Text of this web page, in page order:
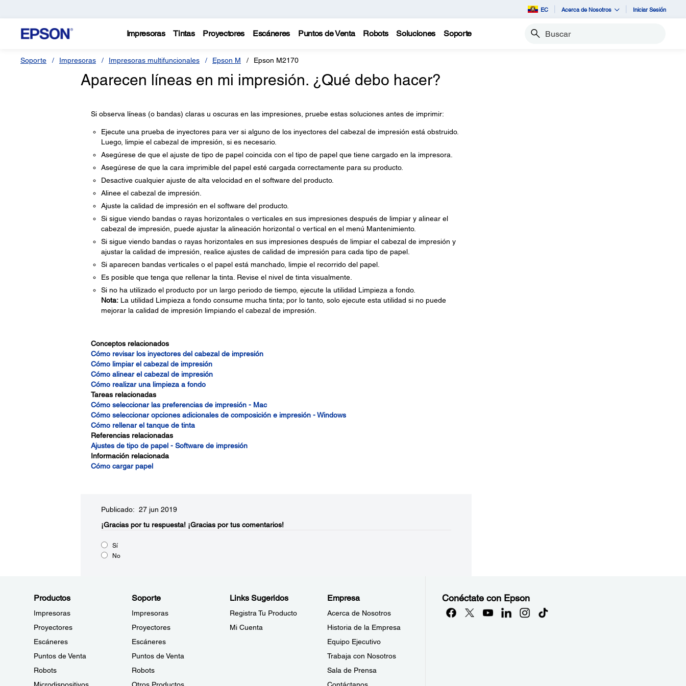
EC Acerca de Nosotros Iniciar Sesión
Impresoras Tintas Proyectores Escáneres Puntos de Venta Robots Soluciones Soporte Buscar
Soporte Impresoras Impresoras multifuncionales Epson M Epson M2170
Aparecen líneas en mi impresión. ¿Qué debo hacer?
Si observa líneas (o bandas) claras u oscuras en las impresiones, pruebe estas soluciones antes de imprimir:
Ejecute una prueba de inyectores para ver si alguno de los inyectores del cabezal de impresión está obstruido.
Luego, limpie el cabezal de impresión, si es necesario.
Asegúrese de que el ajuste de tipo de papel coincida con el tipo de papel que tiene cargado en la impresora.
Asegúrese de que la cara imprimible del papel esté cargada correctamente para su producto.
Desactive cualquier ajuste de alta velocidad en el software del producto.
Alinee el cabezal de impresión.
Ajuste la calidad de impresión en el software del producto.
Si sigue viendo bandas o rayas horizontales o verticales en sus impresiones después de limpiar y alinear el
cabezal de impresión, puede ajustar la alineación horizontal o vertical en el menú Mantenimiento.
Si sigue viendo bandas o rayas horizontales en sus impresiones después de limpiar el cabezal de impresión y
ajustar la calidad de impresión, realice ajustes de calidad de impresión para cada tipo de papel.
Si aparecen bandas verticales o el papel está manchado, limpie el recorrido del papel.
Es posible que tenga que rellenar la tinta. Revise el nivel de tinta visualmente.
Si no ha utilizado el producto por un largo periodo de tiempo, ejecute la utilidad Limpieza a fondo.
Nota:La utilidad Limpieza a fondo consume mucha tinta; por lo tanto, solo ejecute esta utilidad si no puede
mejorar la calidad de impresión limpiando el cabezal de impresión.
Conceptos relacionados
Cómo revisar los inyectores del cabezal de impresión
Cómo limpiar el cabezal de impresión
Cómo alinear el cabezal de impresión
Cómo realizar una limpieza a fondo
Tareas relacionadas
Cómo seleccionar las preferencias de impresión - Mac
Cómo seleccionar opciones adicionales de composición e impresión - Windows
Cómo rellenar el tanque de tinta
Referencias relacionadas
Ajustes de tipo de papel - Software de impresión
Información relacionada
Cómo cargar papel
Publicado: 27 jun 2019
¡Gracias por tu respuesta! ¡Gracias por tus comentarios!
Sí
No
Productos
Impresoras
Proyectores
Escáneres
Puntos de Venta
Robots
Soporte
Impresoras
Proyectores
Escáneres
Puntos de Venta
Robots
Links Sugeridos
Registra Tu Producto
Mi Cuenta
Empresa
Acerca de Nosotros
Historia de la Empresa
Equipo Ejecutivo
Trabaja con Nosotros
Sala de Prensa
Conéctate con Epson